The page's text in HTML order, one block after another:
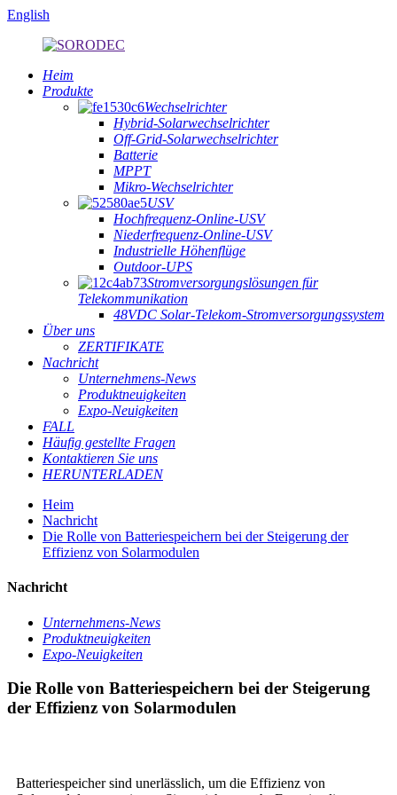
English
Heim
Produkte
Wechselrichter
Hybrid-Solarwechselrichter
Off-Grid-Solarwechselrichter
Batterie
MPPT
Mikro-Wechselrichter
USV
Hochfrequenz-Online-USV
Niederfrequenz-Online-USV
Industrielle Höhenflüge
Outdoor-UPS
Stromversorgungslösungen für
Telekommunikation
48VDC Solar-Telekom-Stromversorgungssystem
Über uns
ZERTIFIKATE
Nachricht
Unternehmens-News
Produktneuigkeiten
Expo-Neuigkeiten
FALL
Häufig gestellte Fragen
Kontaktieren Sie uns
HERUNTERLADEN
Heim
Nachricht
Die Rolle von Batteriespeichern bei der Steigerung der
Effizienz von Solarmodulen
Nachricht
Unternehmens-News
Produktneuigkeiten
Expo-Neuigkeiten
Die Rolle von Batteriespeichern bei der Steigerung
der Effizienz von Solarmodulen
Batteriespeicher sind unerlässlich, um die Effizienz von